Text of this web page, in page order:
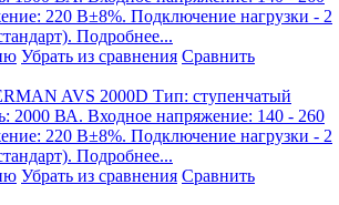
220 В±8%. Подключение нагрузки - 2
Подробнее...
Убрать из сравнения Сравнить
AVS 2000D Тип: ступенчатый
2000 ВА. Входное напряжение: 140 - 260
220 В±8%. Подключение нагрузки - 2
Подробнее...
Убрать из сравнения Сравнить